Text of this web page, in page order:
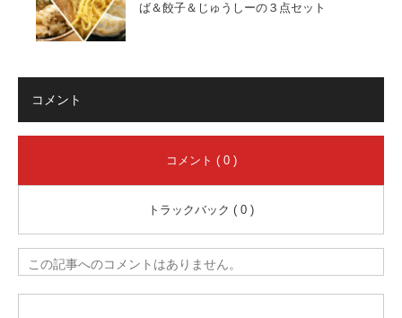
ば＆餃子＆じゅうしーの３点セット
コメント
コメント ( 0 )
トラックバック ( 0 )
この記事へのコメントはありません。